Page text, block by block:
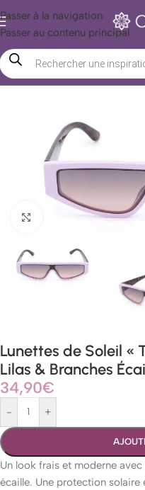
Passer à la navigation
Passer au contenu principal
Accueil/ Boutique Chogan/
Lunettes de Soleil «
Lilas & Branches
34,90€
- +
Un look frais et moderne
écaille. Une protection solaire